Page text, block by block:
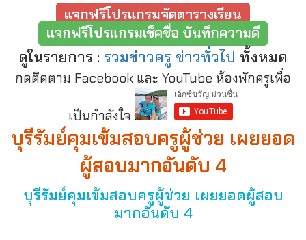
แจกฟรีโปรแกรมจัดตารางเรียน
แจกฟรีโปรแกรมเช็คชื่อ บันทึกความดี
ดูในรายการ : รวมข่าวครู ข่าวทั่วไป ทั้งหมด
กดติดตาม Facebook และ YouTube ห้องพักครูเพื่อ
เป็นกำลังใจ
บุรีรัมย์คุมเข้มสอบครูผู้ช่วย เผยยอด
ผู้สอบมากอันดับ 4
บุรีรัมย์คุมเข้มสอบครูผู้ช่วย เผยยอดผู้สอบ
มากอันดับ 4